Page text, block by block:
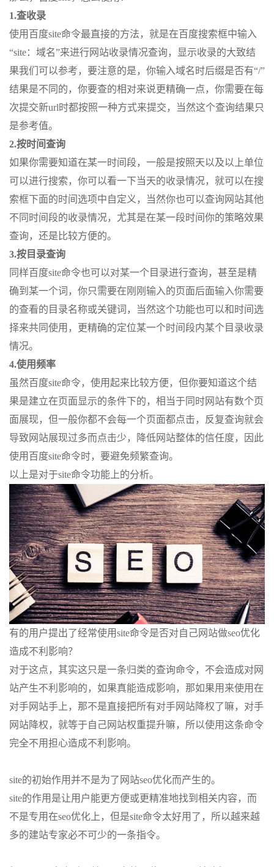
1.查收录
使用百度site命令最直接的方法，就是在百度搜索框中输入
“site：域名”来进行网站收录情况查询，显示收录的大致结
果我们可以参考，要注意的是，你输入域名时后缀是否有“/”
结果是不同的，你要查的相对来说更精确一点，你需要在每
次提交新url时都按照一种方式来提交，当然这个查询结果只
是参考值。
2.按时间查询
如果你需要知道在某一时间段，一般是按照天以及以上单位
可以进行搜索，你可以看一下当天的收录情况，就可以在搜
索框下面的时间选项中自定义，当然你也可以查询网站其他
不同时间段的收录情况，尤其是在某一段时间你的策略效果
查询，还是比较方便的。
3.按目录查询
同样百度site命令也可以对某一个目录进行查询，甚至是精
确到某一个词，你只需要在刚刚输入的页面后面输入你需要
的查看的目录名称或关键词，当然这个功能也可以和时间选
择来共同使用，更精确的定位某一个时间段内某个目录收录
情况。
4.使用频率
虽然百度site命令，使用起来比较方便，但你要知道这个结
果是建立在页面显示的条件下的，相当于同时网站有数个页
面展现，但一般你都不会每一个页面都点击，反复查询就会
导致网站展现过多而点击少，降低网站整体的信任度，因此
使用百度site命令时，要避免频繁查询。
以上是对于site命令功能上的分析。
有的用户提出了经常使用site命令是否对自己网站做seo优化
造成不利影响？
对于这点，其实这只是一条归类的查询命令，不会造成对网
站产生不利影响的，如果真能造成影响，那如果用来使用在
对手网站手上，那不是直接把所有对手网站降权了嘛，对手
网站降权，就等于自己网站权重提升嘛，所以使用这条命令
完全不用担心造成不利影响。
site的初始作用并不是为了网站seo优化而产生的。
site的作用是让用户能更方便或更精准地找到相关内容，而
不是专用在seo优化上，但是site命令太好用了，所以越来越
多的建站专家必不可少的一条指令。